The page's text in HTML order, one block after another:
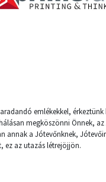
emlékekkel, érkeztünk
megköszönni Önnek,
annak a Jótevőnknek,
ez az utazás létrejöjjön.